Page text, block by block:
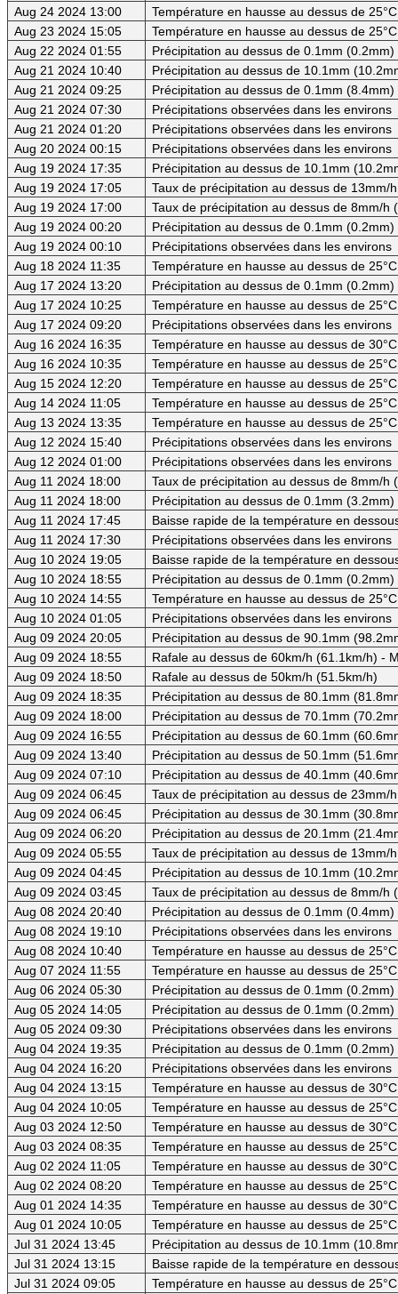
Aug 24 2024 13:00
Température en hausse au dessus de
Aug 23 2024 15:05
Température en hausse au dessus de
Aug 22 2024 01:55
Précipitation au dessus de 0.1mm
Aug 21 2024 10:40
Précipitation au dessus de 10.1mm
Aug 21 2024 09:25
Précipitation au dessus de 0.1mm
Aug 21 2024 07:30
Précipitations observées dans les environs
Aug 21 2024 01:20
Précipitations observées dans les environs
Aug 20 2024 00:15
Précipitations observées dans les environs
Aug 19 2024 17:35
Précipitation au dessus de 10.1mm
Aug 19 2024 17:05
Taux de précipitation au dessus de 13mm/
Aug 19 2024 17:00
Taux de précipitation au dessus de 8mm/h
Aug 19 2024 00:20
Précipitation au dessus de 0.1mm
Aug 19 2024 00:10
Précipitations observées dans les environs
Aug 18 2024 11:35
Température en hausse au dessus de
Aug 17 2024 13:20
Précipitation au dessus de 0.1mm
Aug 17 2024 10:25
Température en hausse au dessus de
Aug 17 2024 09:20
Précipitations observées dans les environs
Aug 16 2024 16:35
Température en hausse au dessus de
Aug 16 2024 10:35
Température en hausse au dessus de
Aug 15 2024 12:20
Température en hausse au dessus de
Aug 14 2024 11:05
Température en hausse au dessus de
Aug 13 2024 13:35
Température en hausse au dessus de
Aug 12 2024 15:40
Précipitations observées dans les environs
Aug 12 2024 01:00
Précipitations observées dans les environs
Aug 11 2024 18:00
Taux de précipitation au dessus de 8mm/h
Aug 11 2024 18:00
Précipitation au dessus de 0.1mm
Aug 11 2024 17:45
Baisse rapide de la température en
Aug 11 2024 17:30
Précipitations observées dans les environs
Aug 10 2024 19:05
Baisse rapide de la température en
Aug 10 2024 18:55
Précipitation au dessus de 0.1mm
Aug 10 2024 14:55
Température en hausse au dessus de
Aug 10 2024 01:05
Précipitations observées dans les environs
Aug 09 2024 20:05
Précipitation au dessus de 90.1mm
Aug 09 2024 18:55
Rafale au dessus de 60km/h (61.1km/h) -
Aug 09 2024 18:50
Rafale au dessus de 50km/h (51.5km/h)
Aug 09 2024 18:35
Précipitation au dessus de 80.1mm
Aug 09 2024 18:00
Précipitation au dessus de 70.1mm
Aug 09 2024 16:55
Précipitation au dessus de 60.1mm
Aug 09 2024 13:40
Précipitation au dessus de 50.1mm
Aug 09 2024 07:10
Précipitation au dessus de 40.1mm
Aug 09 2024 06:45
Taux de précipitation au dessus de 23mm/
Aug 09 2024 06:45
Précipitation au dessus de 30.1mm
Aug 09 2024 06:20
Précipitation au dessus de 20.1mm
Aug 09 2024 05:55
Taux de précipitation au dessus de 13mm/
Aug 09 2024 04:45
Précipitation au dessus de 10.1mm
Aug 09 2024 03:45
Taux de précipitation au dessus de 8mm/h
Aug 08 2024 20:40
Précipitation au dessus de 0.1mm
Aug 08 2024 19:10
Précipitations observées dans les environs
Aug 08 2024 10:40
Température en hausse au dessus de
Aug 07 2024 11:55
Température en hausse au dessus de
Aug 06 2024 05:30
Précipitation au dessus de 0.1mm
Aug 05 2024 14:05
Précipitation au dessus de 0.1mm
Aug 05 2024 09:30
Précipitations observées dans les environs
Aug 04 2024 19:35
Précipitation au dessus de 0.1mm
Aug 04 2024 16:20
Précipitations observées dans les environs
Aug 04 2024 13:15
Température en hausse au dessus de
Aug 04 2024 10:05
Température en hausse au dessus de
Aug 03 2024 12:50
Température en hausse au dessus de
Aug 03 2024 08:35
Température en hausse au dessus de
Aug 02 2024 11:05
Température en hausse au dessus de
Aug 02 2024 08:20
Température en hausse au dessus de
Aug 01 2024 14:35
Température en hausse au dessus de
Aug 01 2024 10:05
Température en hausse au dessus de
Jul 31 2024 13:45
Précipitation au dessus de 10.1mm
Jul 31 2024 13:15
Baisse rapide de la température en
Jul 31 2024 09:05
Température en hausse au dessus de